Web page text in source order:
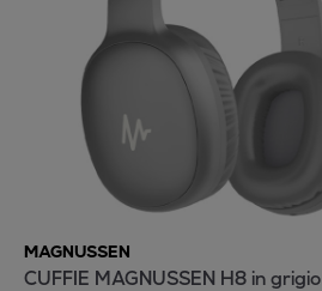
MAGNUSSEN
CUFFIE MAGNUSSEN H8 in grigio